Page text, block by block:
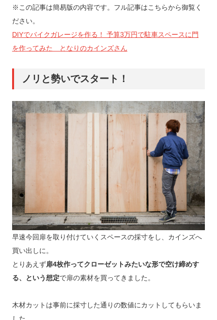
※この記事は簡易版の内容です。フル記事はこちらから御覧く
ださい。
DIYでバイクガレージを作る！ 予算3万円で駐車スペースに門
を作ってみた となりのカインズさん
ノリと勢いでスタート！
早速今回扉を取り付けていくスペースの採寸をし、カインズへ
買い出しに。
とりあえず扉4枚作ってクローゼットみたいな形で空け締めす
る、という想定で扉の素材を買ってきました。
木材カットは事前に採寸した通りの数値にカットしてもらいま
した。